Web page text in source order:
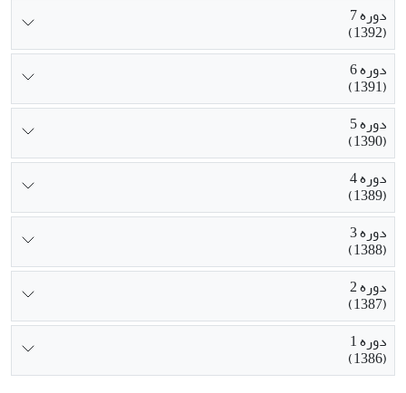
دوره 7
(1392)
دوره 6
(1391)
دوره 5
(1390)
دوره 4
(1389)
دوره 3
(1388)
دوره 2
(1387)
دوره 1
(1386)